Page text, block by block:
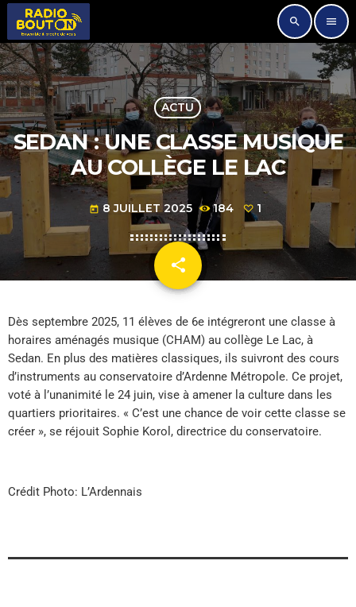
search menu
ACTU
SEDAN : UNE CLASSE MUSIQUE
AU COLLÈGE LE LAC
today 8 JUILLET 2025 184 1
share
email
Dès septembre 2025, 11 élèves de 6e intégreront une classe à
horaires aménagés musique (CHAM) au collège Le Lac, à
Sedan. En plus des matières classiques, ils suivront des cours
d’instruments au conservatoire d’Ardenne Métropole. Ce projet,
voté à l’unanimité le 24 juin, vise à amener la culture dans les
quartiers prioritaires. « C’est une chance de voir cette classe se
créer », se réjouit Sophie Korol, directrice du conservatoire.
Crédit Photo: L’Ardennais